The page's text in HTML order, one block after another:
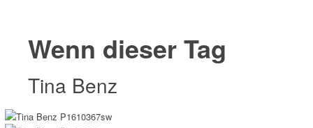
Wenn dieser Tag
Tina Benz